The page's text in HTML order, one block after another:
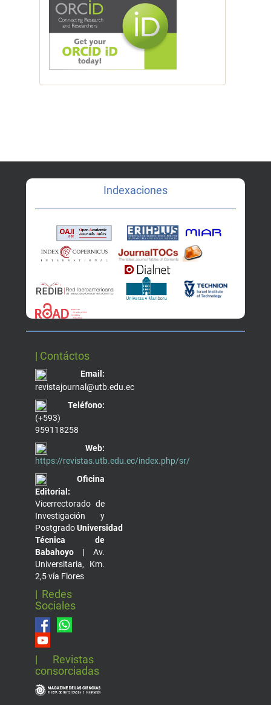
Indexaciones
| Contáctos
Email:
revistajournal@utb.edu.ec
Teléfono:
(+593)
959118258
Web:
https://revistas.utb.edu.ec/index.php/sr/
Oficina
Editorial:
Vicerrectorado de
Investigación y
PostgradoUniversidad
Técnica de
Babahoyo | Av.
Universitaria, Km.
2,5 vía Flores
| Redes
Sociales
| Revistas
consorciadas